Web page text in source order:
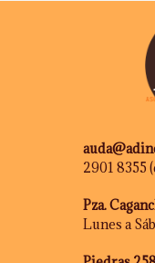
2901 8355
Pza.
Lunes a